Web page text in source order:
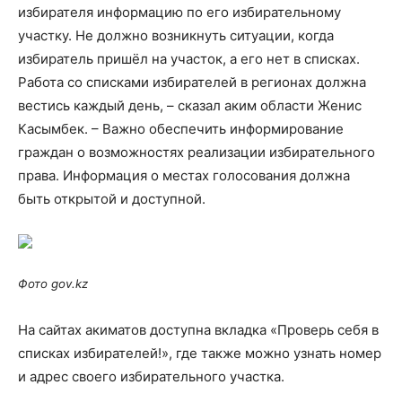
избирателя информацию по его избирательному
участку. Не должно возникнуть ситуации, когда
избиратель пришёл на участок, а его нет в списках.
Работа со списками избирателей в регионах должна
вестись каждый день, – сказал аким области Женис
Касымбек. – Важно обеспечить информирование
граждан о возможностях реализации избирательного
права. Информация о местах голосования должна
быть открытой и доступной.
Фото gov.kz
На сайтах акиматов доступна вкладка «Проверь себя в
списках избирателей!», где также можно узнать номер
и адрес своего избирательного участка.